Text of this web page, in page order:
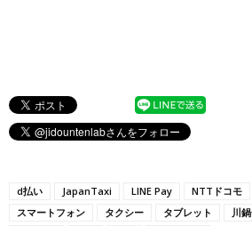
d払い JapanTaxi LINE Pay NTTドコモ
スマートフォン
タクシー タブレット 川